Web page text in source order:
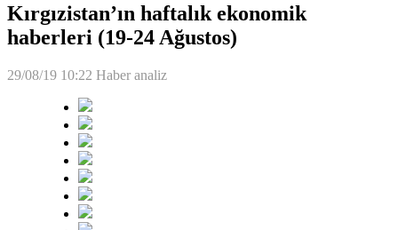
Kırgızistan’ın haftalık ekonomik
haberleri (19-24 Ağustos)
29/08/19 10:22 Haber analiz